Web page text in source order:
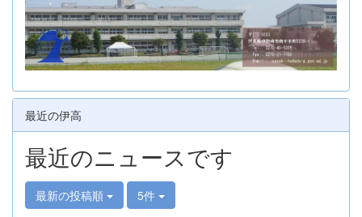
最近の伊高
最近のニュースです
最新の投稿順 5件